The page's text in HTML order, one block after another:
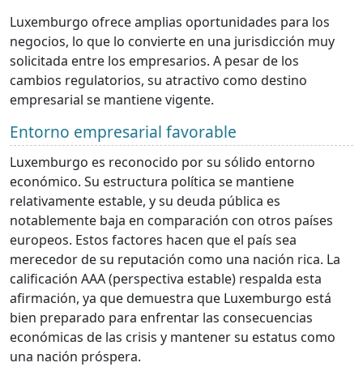
Luxemburgo ofrece amplias oportunidades para los
negocios, lo que lo convierte en una jurisdicción muy
solicitada entre los empresarios. A pesar de los
cambios regulatorios, su atractivo como destino
empresarial se mantiene vigente.
Entorno empresarial favorable
Luxemburgo es reconocido por su sólido entorno
económico. Su estructura política se mantiene
relativamente estable, y su deuda pública es
notablemente baja en comparación con otros países
europeos. Estos factores hacen que el país sea
merecedor de su reputación como una nación rica. La
calificación AAA (perspectiva estable) respalda esta
afirmación, ya que demuestra que Luxemburgo está
bien preparado para enfrentar las consecuencias
económicas de las crisis y mantener su estatus como
una nación próspera.